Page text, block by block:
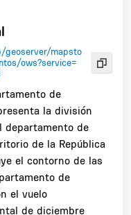
geoserver/mapsto
ows?service=
de
la división
departamento de
de la República
el contorno de las
de
el vuelo
de diciembre